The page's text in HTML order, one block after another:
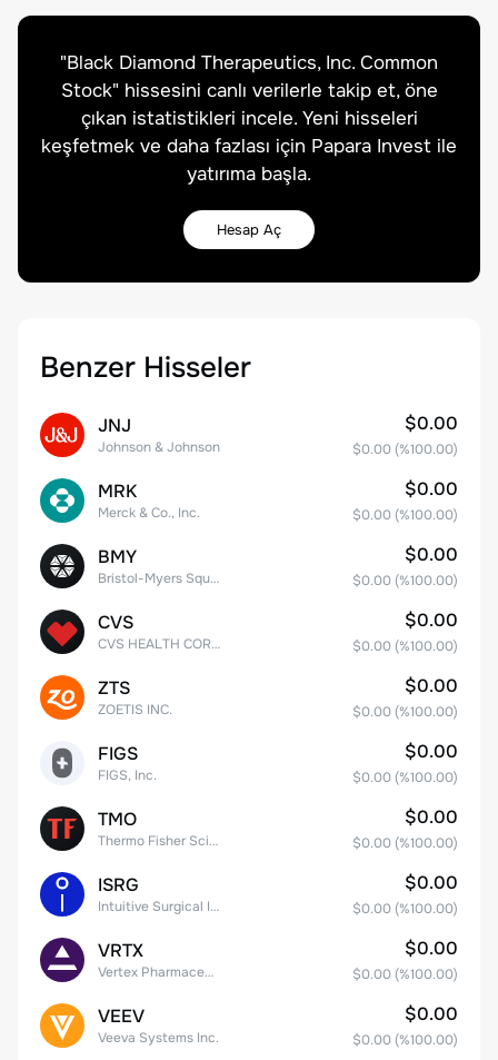
"Black Diamond Therapeutics, Inc. Common
Stock" hissesini canlı verilerle takip et, öne
çıkan istatistikleri incele. Yeni hisseleri
keşfetmek ve daha fazlası için Papara Invest ile
yatırıma başla.
Hesap Aç
Benzer Hisseler
JNJ
Johnson & Johnson
$0.00
$0.00 (%100.00)
MRK
Merck & Co., Inc.
$0.00
$0.00 (%100.00)
BMY
Bristol-Myers Squibb Co.
$0.00
$0.00 (%100.00)
CVS
CVS HEALTH CORPORATION
$0.00
$0.00 (%100.00)
ZTS
ZOETIS INC.
$0.00
$0.00 (%100.00)
FIGS
FIGS, Inc.
$0.00
$0.00 (%100.00)
TMO
Thermo Fisher Scientific, Inc.
$0.00
$0.00 (%100.00)
ISRG
Intuitive Surgical Inc.
$0.00
$0.00 (%100.00)
VRTX
Vertex Pharmaceuticals Inc
$0.00
$0.00 (%100.00)
VEEV
Veeva Systems Inc.
$0.00
$0.00 (%100.00)